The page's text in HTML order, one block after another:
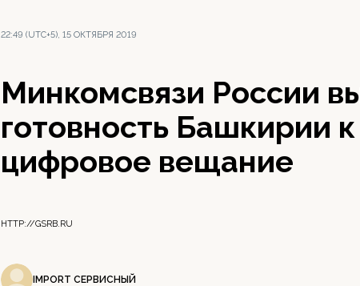
22:49 (UTC+5), 15 ОКТЯБРЯ 2019
Минкомсвязи России
готовность Башкирии
цифровое вещание
HTTP://GSRB.RU
IMPORT СЕРВИСНЫЙ